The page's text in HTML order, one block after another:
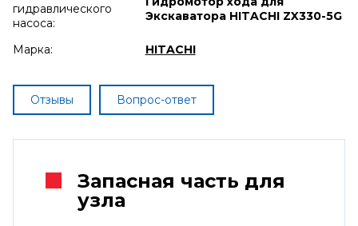
гидравлического
насоса:
Экскаватора HITACHI ZX330-5G
Марка: HITACHI
Отзывы Вопрос-ответ
Запасная часть для
узла